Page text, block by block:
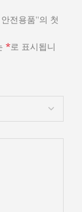
전용품”의 첫
*로 표시됩니